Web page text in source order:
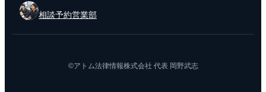
相談予約営業部
©アトム法律情報株式会社 代表 岡野武志